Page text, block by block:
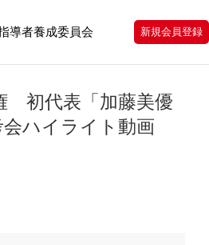
導者養成委員会 新規会員登録
初代表「加藤美優
ハイライト動画